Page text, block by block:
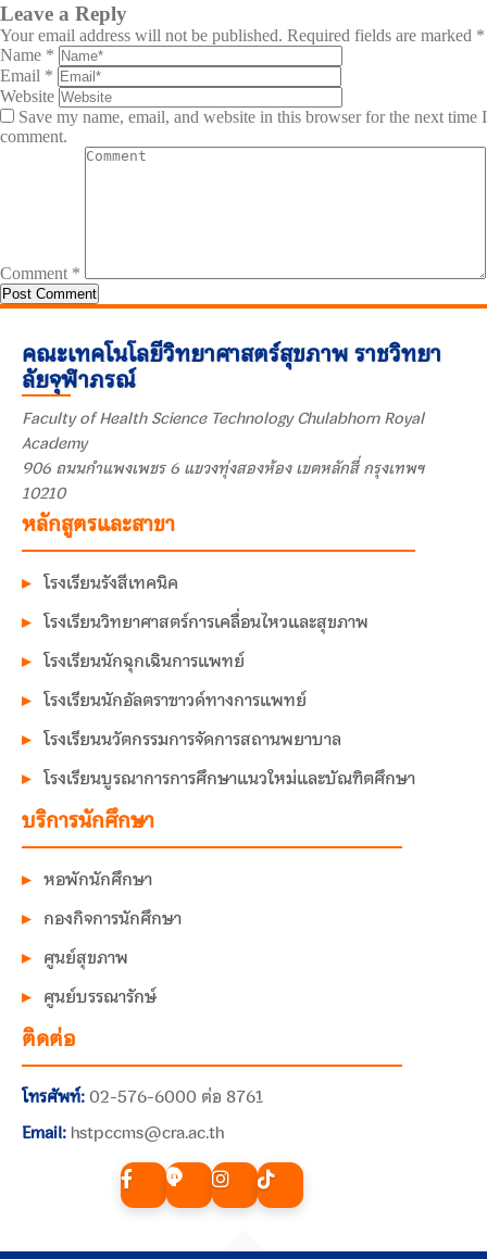
Leave a Reply
Your email address will not be published. Required fields are marked *
Name *
Email *
Website
Save my name, email, and website in this browser for the next time I
comment.
Comment *
คณะเทคโนโลยีวิทยาศาสตร์สุขภาพ ราชวิทยา
ลัยจุฬาภรณ์
Faculty of Health Science Technology Chulabhorn Royal
Academy
906 ถนนกำแพงเพชร 6 แขวงทุ่งสองห้อง เขตหลักสี่ กรุงเทพฯ
10210
หลักสูตรและสาขา
โรงเรียนรังสีเทคนิค
โรงเรียนวิทยาศาสตร์การเคลื่อนไหวและสุขภาพ
โรงเรียนนักฉุกเฉินการแพทย์
โรงเรียนนักอัลตราซาวด์ทางการแพทย์
โรงเรียนนวัตกรรมการจัดการสถานพยาบาล
โรงเรียนบูรณาการการศึกษาแนวใหม่และบัณฑิตศึกษา
บริการนักศึกษา
หอพักนักศึกษา
กองกิจการนักศึกษา
ศูนย์สุขภาพ
ศูนย์บรรณารักษ์
ติดต่อ
โทรศัพท์:02-576-6000 ต่อ 8761
Email: hstpccms@cra.ac.th